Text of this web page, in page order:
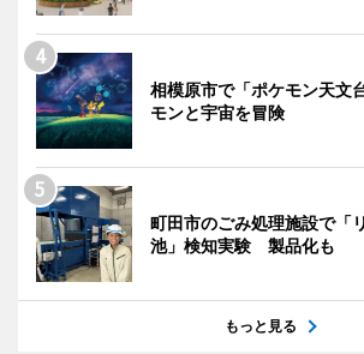
相模原市で「ポケモン天
モンと宇宙を冒険
町田市のごみ処理施設で「
池」検知実験 製品化も
もっと見る